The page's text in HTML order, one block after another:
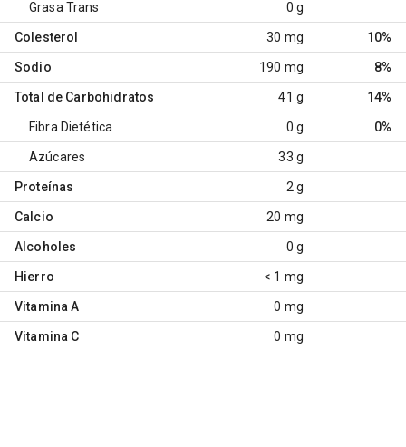
Grasa Trans 0 g
Colesterol 30 mg 10%
Sodio 190 mg 8%
Total de Carbohidratos 41 g 14%
Fibra Dietética 0 g 0%
Azúcares 33 g
Proteínas 2 g
Calcio 20 mg
Alcoholes 0 g
Hierro < 1 mg
Vitamina A 0 mg
Vitamina C 0 mg